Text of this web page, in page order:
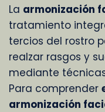
La armonización
tratamiento
tercios del rostro
realzar rasgos y
mediante
Para comprender
armonización